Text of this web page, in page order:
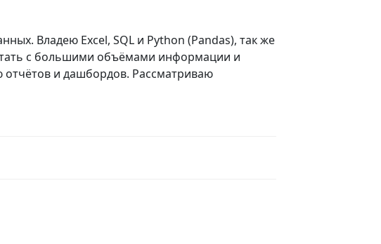
Владею Excel, SQL и Python (Pandas), так же
с большими объёмами информации и
отчётов и дашбордов. Рассматриваю